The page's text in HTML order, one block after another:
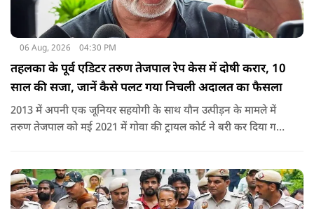
06 Aug, 2026 04:30 PM
तहलका के पूर्व एडिटर तरुण तेजपाल रेप केस में दोषी करार, 10
साल की सजा, जानें कैसे पलट गया निचली अदालत का फैसला
2013 में अपनी एक जूनियर सहयोगी के साथ यौन उत्पीड़न के मामले में
तरुण तेजपाल को मई 2021 में गोवा की ट्रायल कोर्ट ने बरी कर दिया गया